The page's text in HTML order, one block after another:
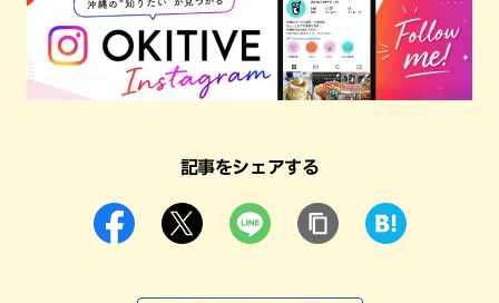
記事をシェアする